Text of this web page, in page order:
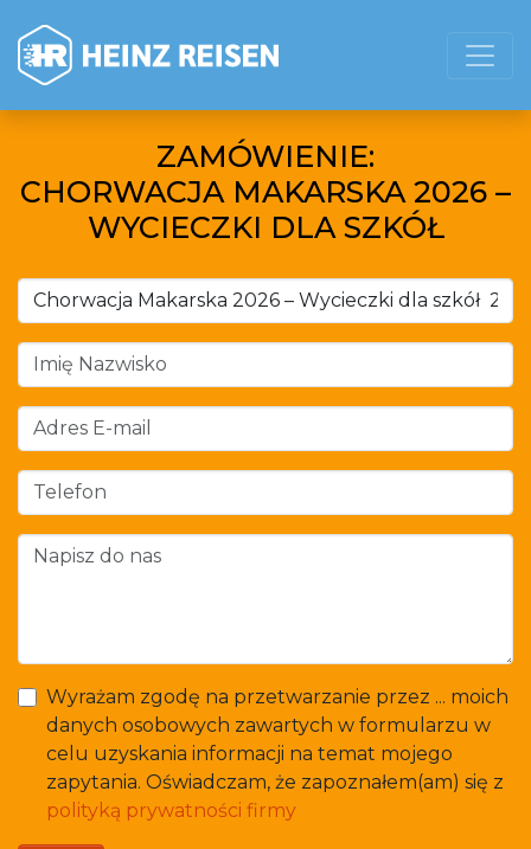
ZAMÓWIENIE:
CHORWACJA MAKARSKA 2026 –
WYCIECZKI DLA SZKÓŁ
Wyrażam zgodę na przetwarzanie przez ... moich
danych osobowych zawartych w formularzu w
celu uzyskania informacji na temat mojego
zapytania. Oświadczam, że zapoznałem(am) się z
polityką prywatności firmy